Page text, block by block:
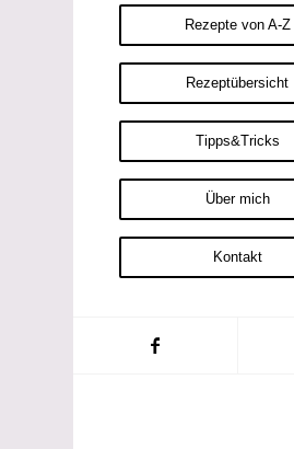
Rezepte von A-Z
Rezeptübersicht
Tipps&Tricks
Über mich
Kontakt